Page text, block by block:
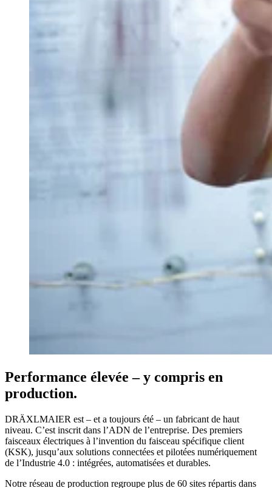
Performance élevée – y compris en
production.
DRÄXLMAIER est – et a toujours été – un fabricant de haut
niveau. C’est inscrit dans l’ADN de l’entreprise. Des premiers
faisceaux électriques à l’invention du faisceau spécifique client
(KSK), jusqu’aux solutions connectées et pilotées numériquement
de l’Industrie 4.0 : intégrées, automatisées et durables.
Notre réseau de production regroupe plus de 60 sites répartis dans